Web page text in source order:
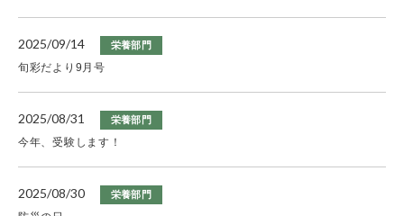
2025/09/14 栄養部門
旬彩だより9月号
2025/08/31 栄養部門
今年、受験します！
2025/08/30 栄養部門